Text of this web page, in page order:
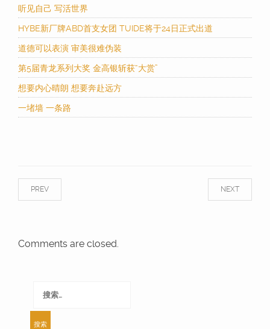
听见自己 写活世界
HYBE新厂牌ABD首支女团 TUIDE将于24日正式出道
道德可以表演 审美很难伪装
第5届青龙系列大奖 金高银斩获“大赏”
想要内心晴朗 想要奔赴远方
一堵墙 一条路
NEXT
PREV
Comments are closed.
索：